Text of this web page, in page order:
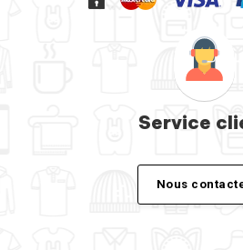
Service
Nous